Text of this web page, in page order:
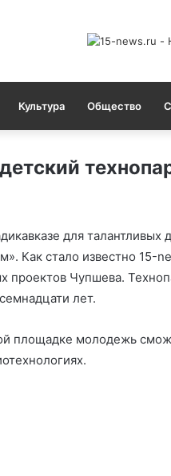
Культура Общество
для талантливых
Как стало известно 15-
проектов Чупшева.
лет.
площадке молодежь